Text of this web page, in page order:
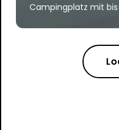
Campingplatz mit bis